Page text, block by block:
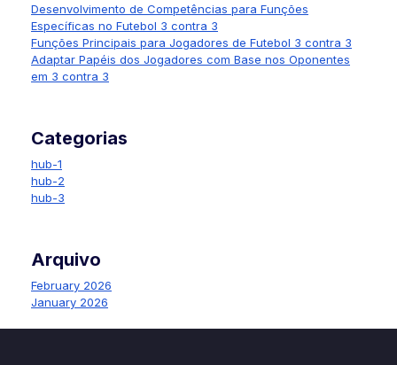
Desenvolvimento de Competências para Funções
Específicas no Futebol 3 contra 3
Funções Principais para Jogadores de Futebol 3 contra 3
Adaptar Papéis dos Jogadores com Base nos Oponentes
em 3 contra 3
Categorias
hub-1
hub-2
hub-3
Arquivo
February 2026
January 2026